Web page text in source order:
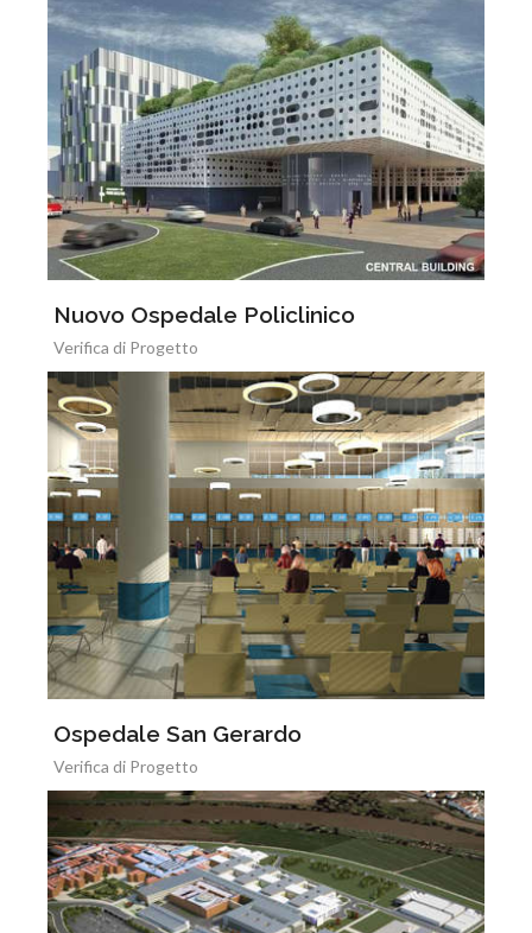
Nuovo Ospedale Policlinico
Verifica di Progetto
Ospedale San Gerardo
Verifica di Progetto